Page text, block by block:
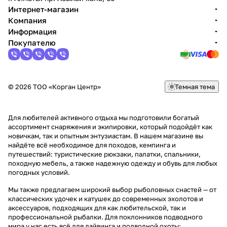
Интернет-магазин
Компания
Информация
Покупателю
© 2026 ТОО «Корган Центр» Темная тема
Для любителей активного отдыха мы подготовили богатый
ассортимент снаряжения и экипировки, который подойдёт как
новичкам, так и опытным энтузиастам. В нашем магазине вы
найдёте всё необходимое для походов, кемпинга и
путешествий: туристические рюкзаки, палатки, спальники,
походную мебель, а также надежную одежду и обувь для любых
погодных условий.
Мы также предлагаем широкий выбор рыболовных снастей — от
классических удочек и катушек до современных эхолотов и
аксессуаров, подходящих для как любительской, так и
профессиональной рыбалки. Для поклонников подводного